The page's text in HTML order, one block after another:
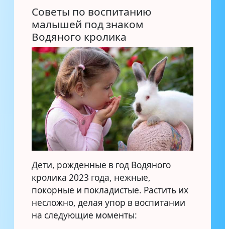
Советы по воспитанию
малышей под знаком
Водяного кролика
Дети, рожденные в год Водяного
кролика 2023 года, нежные,
покорные и покладистые. Растить их
несложно, делая упор в воспитании
на следующие моменты: